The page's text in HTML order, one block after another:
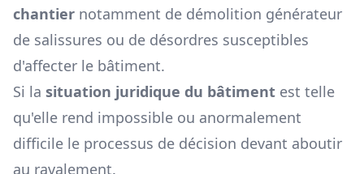
chantier notamment de démolition générateur
de salissures ou de désordres susceptibles
d'affecter le bâtiment.
Si la situation juridique du bâtiment est telle
qu'elle rend impossible ou anormalement
difficile le processus de décision devant aboutir
au ravalement.